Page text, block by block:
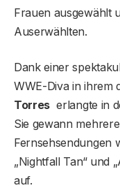
Frauen ausgewählt
Auserwählten.
Dank einer
WWE-Diva in ihrem
Torres erlangte in
Sie gewann
Fernsehsendungen
„Nightfall Tan“ und
auf.